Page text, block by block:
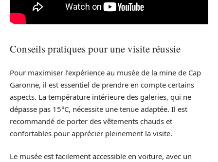
Conseils pratiques pour une visite réussie
Pour maximiser l’expérience au musée de la mine de Cap
Garonne, il est essentiel de prendre en compte certains
aspects. La température intérieure des galeries, qui ne
dépasse pas 15°C, nécessite une tenue adaptée. Il est
recommandé de porter des vêtements chauds et
confortables pour apprécier pleinement la visite.
Le musée est facilement accessible en voiture, avec un